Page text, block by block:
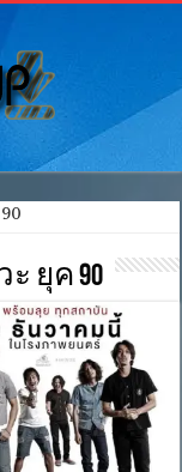
ะ ยุค 90